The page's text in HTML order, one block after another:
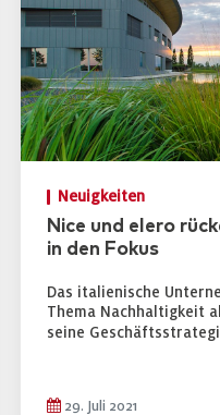
Neuigkeiten
Nice und elero
in den Fokus
Das italienische
Thema Nachhaltigkeit
seine
29. Juli 2021